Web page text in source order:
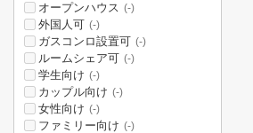
オープンハウス (-)
外国人可 (-)
ガスコンロ設置可 (-)
ルームシェア可 (-)
学生向け (-)
カップル向け (-)
女性向け (-)
ファミリー向け (-)